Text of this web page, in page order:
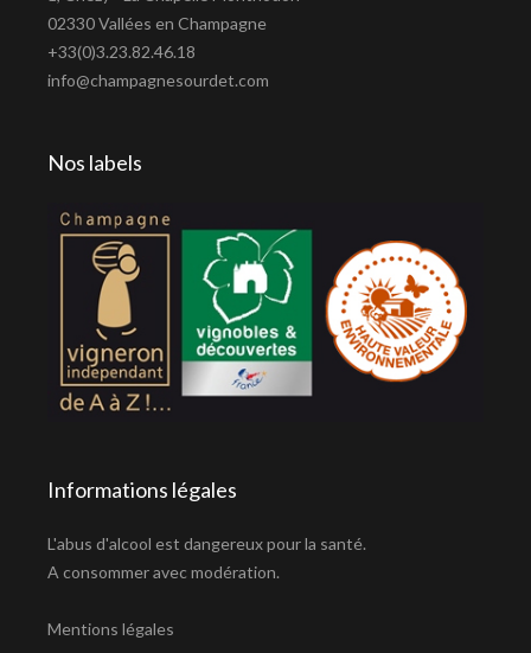
02330 Vallées en Champagne
+33(0)3.23.82.46.18
info@champagnesourdet.com
Nos labels
Informations légales
L'abus d'alcool est dangereux pour la santé.
A consommer avec modération.
Mentions légales